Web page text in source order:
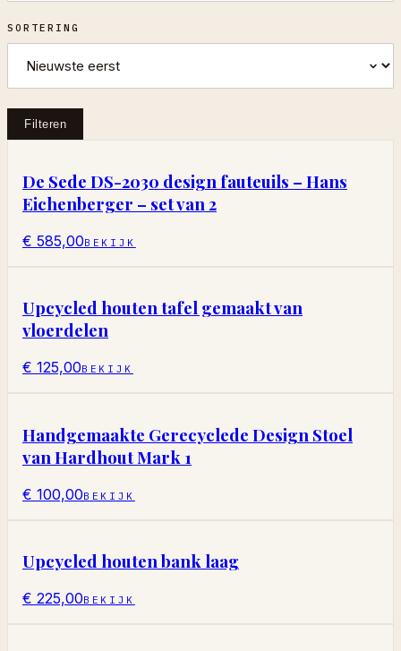
SORTERING
Filteren
De Sede DS-2030 design fauteuils – Hans
Eichenberger – set van 2
€ 585,00BEKIJK
Upcycled houten tafel gemaakt van
vloerdelen
€ 125,00BEKIJK
Handgemaakte Gerecyclede Design Stoel
van Hardhout Mark 1
€ 100,00BEKIJK
Upcycled houten bank laag
€ 225,00BEKIJK